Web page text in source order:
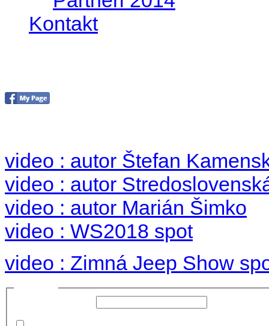
Kontakt
video : autor Štefan
video : autor
video : autor Marián Šimko
video : WS2018 spot
video : Zimná Jeep Show